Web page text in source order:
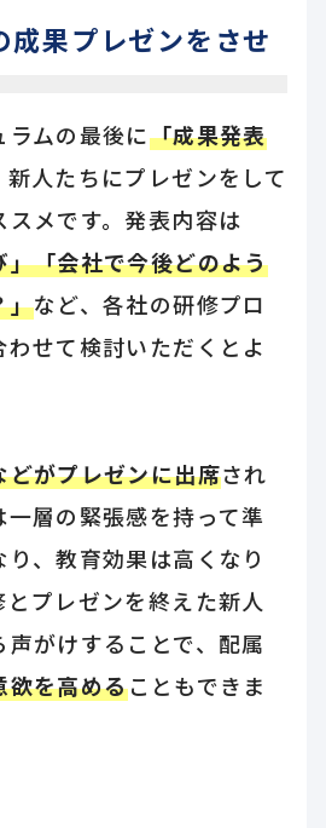
成果プレゼンをさせ
ムの最後に「成果発表
人たちにプレゼンをして
メです。発表内容は
」「会社で今後どのよう
」など、各社の研修プロ
せて検討いただくとよ
どがプレゼンに出席され
一層の緊張感を持って準
、教育効果は高くなり
とプレゼンを終えた新人
声がけすることで、配属
欲を高めることもできま